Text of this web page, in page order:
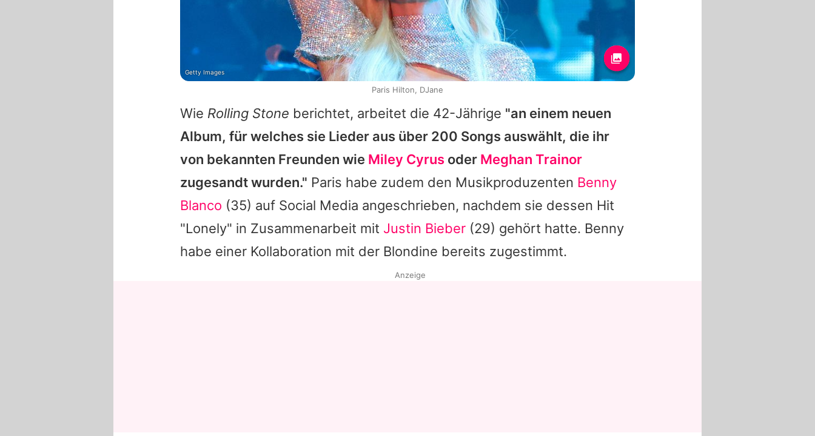
Wie Rolling Stone berichtet, arbeitet die 42-Jährige "an einem neuen
Album, für welches sie Lieder aus über 200 Songs auswählt, die ihr
von bekannten Freunden wie Miley Cyrus oder Meghan Trainor
zugesandt wurden." Paris habe zudem den Musikproduzenten Benny
Blanco (35) auf Social Media angeschrieben, nachdem sie dessen Hit
"Lonely" in Zusammenarbeit mit Justin Bieber (29) gehört hatte. Benny
habe einer Kollaboration mit der Blondine bereits zugestimmt.
Getty Images
Paris Hilton, DJane
Anzeige